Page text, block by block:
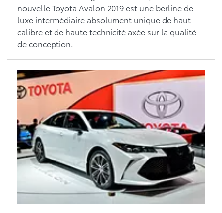
nouvelle Toyota Avalon 2019 est une berline de
luxe intermédiaire absolument unique de haut
calibre et de haute technicité axée sur la qualité
de conception.